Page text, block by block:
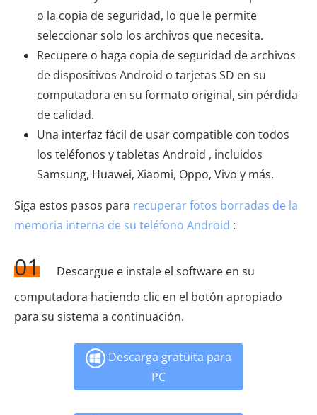
o la copia de seguridad, lo que le permite
seleccionar solo los archivos que necesita.
Recupere o haga copia de seguridad de archivos
de dispositivos Android o tarjetas SD en su
computadora en su formato original, sin pérdida
de calidad.
Una interfaz fácil de usar compatible con todos
los teléfonos y tabletas Android , incluidos
Samsung, Huawei, Xiaomi, Oppo, Vivo y más.
Siga estos pasos para recuperar fotos borradas de la
memoria interna de su teléfono Android :
01
Descargue e instale el software en su
computadora haciendo clic en el botón apropiado
para su sistema a continuación.
Descarga gratuita para
PC